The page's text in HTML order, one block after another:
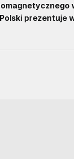
prezentuje